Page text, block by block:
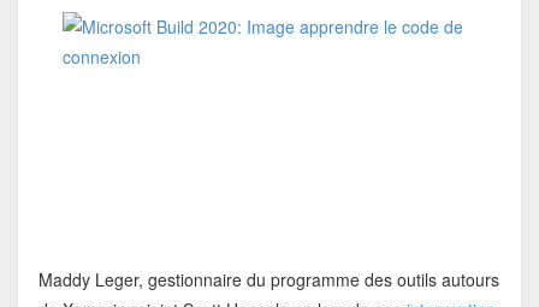
Maddy Leger, gestionnaire du programme des outils autours